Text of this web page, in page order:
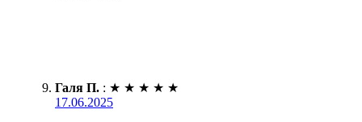
Галя П. : ★ ★ ★ ★ ★
17.06.2025